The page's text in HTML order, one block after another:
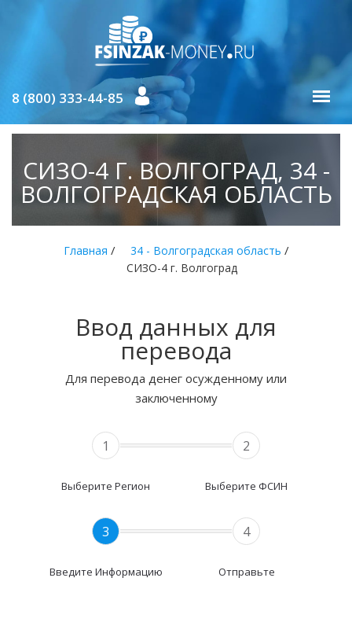
8 (800) 333-44-85
СИЗО-4 Г. ВОЛГОГРАД, 34 -
ВОЛГОГРАДСКАЯ ОБЛАСТЬ
Главная / 34 - Волгоградская область /
СИЗО-4 г. Волгоград
Ввод данных для
перевода
Для перевода денег осужденному или
заключенному
1
Выберите Регион
2
Выберите ФСИН
3
Введите Информацию
4
Отправьте